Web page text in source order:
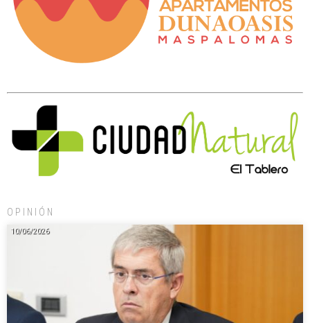
OPINIÓN
10/06/2026